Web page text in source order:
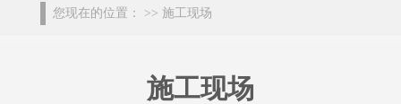
您现在的位置： >> 施工现场
施工现场